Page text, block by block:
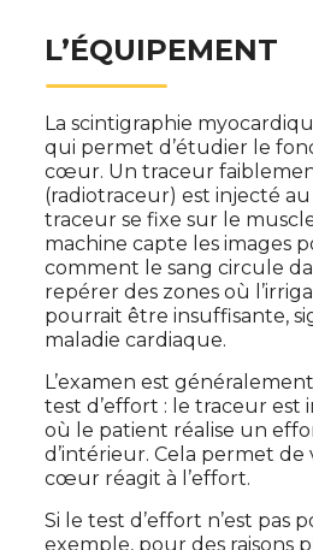
L’ÉQUIPEMENT
La scintigraphie
qui permet d’étudier le
cœur. Un traceur
(radiotraceur) est injecté
traceur se fixe sur le
machine capte les images
comment le sang circule
repérer des zones où
pourrait être insuffisante,
maladie cardiaque.
L’examen est
test d’effort : le traceur est
où le patient réalise un
d’intérieur. Cela permet
cœur réagit à l’effort.
Si le test d’effort n’est pas
exemple, pour des raisons